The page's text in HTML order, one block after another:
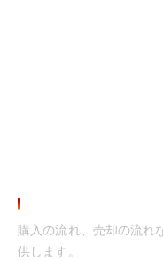
購入の流れ、売却の流れ
供します。